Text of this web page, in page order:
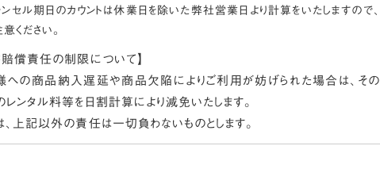
ンセル期日のカウントは休業日を除いた弊社営業日より計算をいたしますので、
ください。
賠償責任の制限について】
への商品納入遅延や商品欠陥によりご利用が妨げられた場合は、その
レンタル料等を日割計算により減免いたします。
、上記以外の責任は一切負わないものとします。